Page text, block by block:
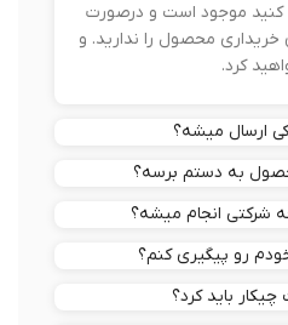
موجود است و درصورت
محصول را ندارید. و
میشه؟
دستم برسه؟
انجام میشه؟
پیگیری کنم؟
باید کرد؟